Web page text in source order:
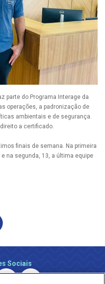
parte do Programa Interage da
operações, a padronização de
ambientais e de segurança.
a certificado.
finais de semana. Na primeira
na segunda, 13, a última equipe
Sociais